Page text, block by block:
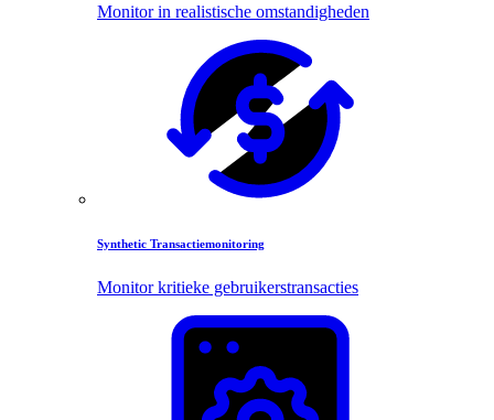
Monitor in realistische omstandigheden
Synthetic Transactiemonitoring
Monitor kritieke gebruikerstransacties